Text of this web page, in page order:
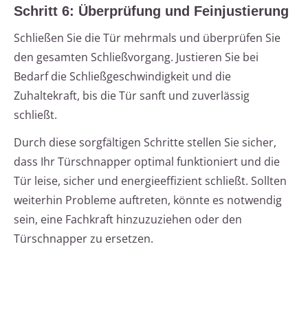
Schritt 6: Überprüfung und Feinjustierung
Schließen Sie die Tür mehrmals und überprüfen Sie
den gesamten Schließvorgang. Justieren Sie bei
Bedarf die Schließgeschwindigkeit und die
Zuhaltekraft, bis die Tür sanft und zuverlässig
schließt.
Durch diese sorgfältigen Schritte stellen Sie sicher,
dass Ihr Türschnapper optimal funktioniert und die
Tür leise, sicher und energieeffizient schließt. Sollten
weiterhin Probleme auftreten, könnte es notwendig
sein, eine Fachkraft hinzuzuziehen oder den
Türschnapper zu ersetzen.